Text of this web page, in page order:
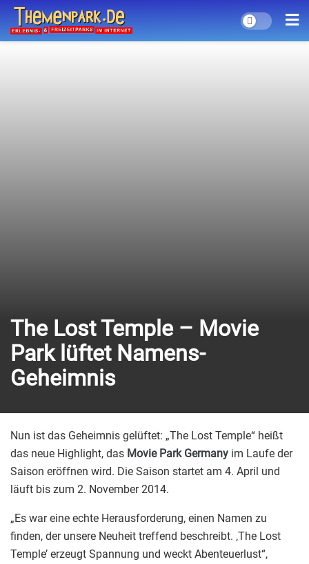
The Lost Temple – Movie
Park lüftet Namens-
Geheimnis
Nun ist das Geheimnis gelüftet: „The Lost Temple“ heißt
das neue Highlight, das Movie Park Germany im Laufe der
Saison eröffnen wird. Die Saison startet am 4. April und
läuft bis zum 2. November 2014.
„Es war eine echte Herausforderung, einen Namen zu
finden, der unsere Neuheit treffend beschreibt. ‚The Lost
Temple’ erzeugt Spannung und weckt Abenteuerlust“,